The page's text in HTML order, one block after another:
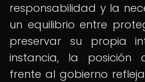
responsabilidad y la
un equilibrio entre
preservar su propia
instancia, la posición
frente al gobierno